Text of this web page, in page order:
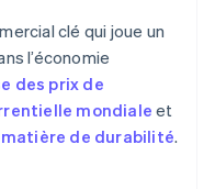
clé qui joue un
l’économie
des prix de
mondialeet
de durabilité.